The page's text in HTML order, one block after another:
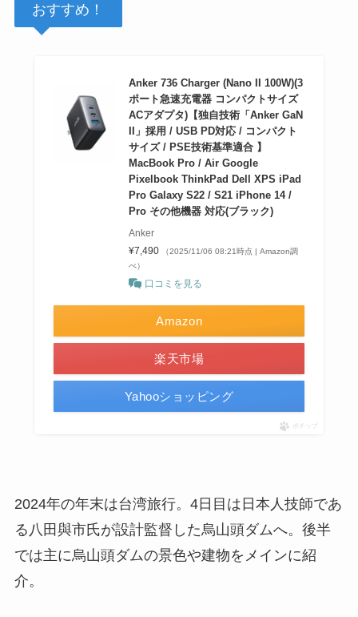
おすすめ！
Anker 736 Charger (Nano II 100W)(3
ポート急速充電器 コンパクトサイズ
ACアダプタ)【独自技術「Anker GaN
II」採用 / USB PD対応 / コンパクト
サイズ / PSE技術基準適合 】
MacBook Pro / Air Google
Pixelbook ThinkPad Dell XPS iPad
Pro Galaxy S22 / S21 iPhone 14 /
Pro その他機器 対応(ブラック)
Anker
¥7,490
（2025/11/06 08:21時点 | Amazon調
べ）
口コミを見る
Amazon
楽天市場
Yahooショッピング
ポチップ
2024年の年末は台湾旅行。4日目は日本人技師であ
る八田與市氏が設計監督した烏山頭ダムへ。後半
では主に烏山頭ダムの景色や建物をメインに紹
介。